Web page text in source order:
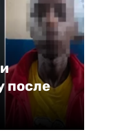
после